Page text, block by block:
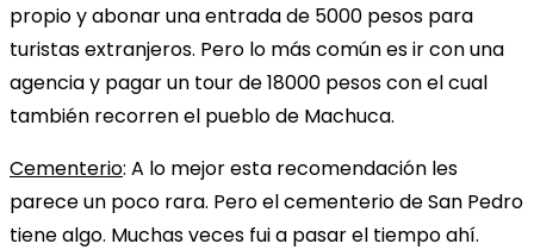
propio y abonar una entrada de 5000 pesos para
turistas extranjeros. Pero lo más común es ir con una
agencia y pagar un tour de 18000 pesos con el cual
también recorren el pueblo de Machuca.
Cementerio: A lo mejor esta recomendación les
parece un poco rara. Pero el cementerio de San Pedro
tiene algo. Muchas veces fui a pasar el tiempo ahí.